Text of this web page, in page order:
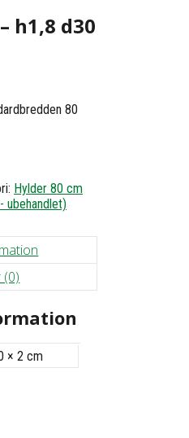
h1,8 d30
80
Hylder 80 cm
ubehandlet)
(0)
× 2 cm